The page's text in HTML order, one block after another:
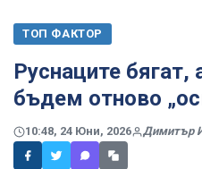
ТОП ФАКТОР
Руснаците бягат,
бъдем отново
10:48, 24 Юни, 2026 Димитър